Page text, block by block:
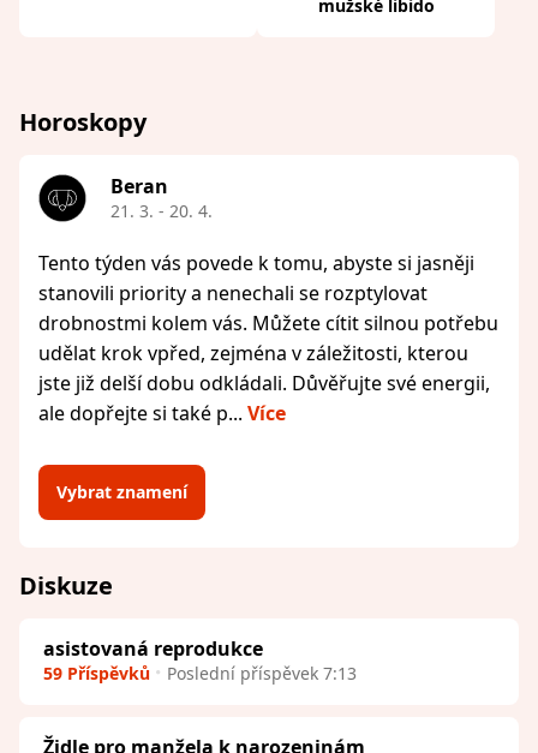
mužské libido
Horoskopy
Beran
21. 3. - 20. 4.
Tento týden vás povede k tomu, abyste si jasněji
stanovili priority a nenechali se rozptylovat
drobnostmi kolem vás. Můžete cítit silnou potřebu
udělat krok vpřed, zejména v záležitosti, kterou
jste již delší dobu odkládali. Důvěřujte své energii,
ale dopřejte si také p... Více
Vybrat znamení
Diskuze
asistovaná reprodukce
59 Příspěvků Poslední příspěvek 7:13
Židle pro manžela k narozeninám